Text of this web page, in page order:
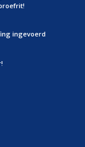
ingevoerd